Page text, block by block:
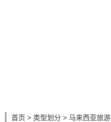
首页 > 类型划分 > 马来西亚旅游